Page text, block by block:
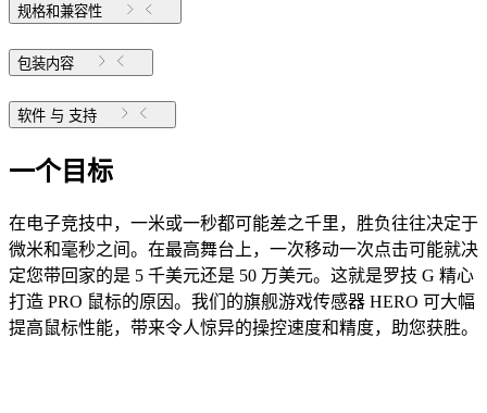
规格和兼容性
包装内容
软件 与 支持
一个目标
在电子竞技中，一米或一秒都可能差之千里，胜负往往决定于
微米和毫秒之间。在最高舞台上，一次移动一次点击可能就决
定您带回家的是 5 千美元还是 50 万美元。这就是罗技 G 精心
打造 PRO 鼠标的原因。我们的旗舰游戏传感器 HERO 可大幅
提高鼠标性能，带来令人惊异的操控速度和精度，助您获胜。